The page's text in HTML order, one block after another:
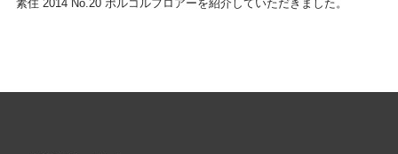
素住 2014 No.20 ポルコルフロアーを紹介していただきました。